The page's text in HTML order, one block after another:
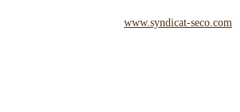
www.syndicat-seco.com